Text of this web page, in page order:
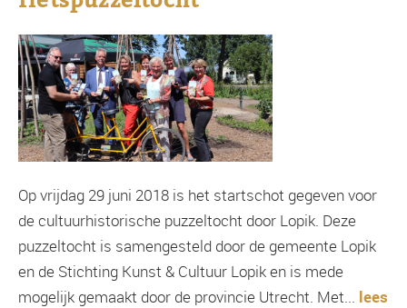
Op vrijdag 29 juni 2018 is het startschot gegeven voor
de cultuurhistorische puzzeltocht door Lopik. Deze
puzzeltocht is samengesteld door de gemeente Lopik
en de Stichting Kunst & Cultuur Lopik en is mede
mogelijk gemaakt door de provincie Utrecht. Met... lees